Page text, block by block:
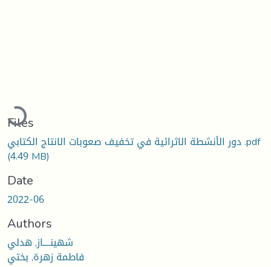
Loading...
Files
دور الأنشطة الاثرائية في تخفيف صعوبات الانتاج الكتابي .pdf
(4.49 MB)
Date
2022-06
Authors
شهينــــاز, هدلي
فاطمة زهرة, بختي